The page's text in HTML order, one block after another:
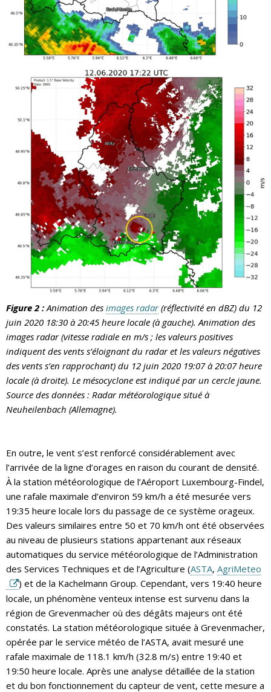
Figure 2 : Animation des images radar(réflectivité en dBZ) du 12
juin 2020 18:30 à 20:45 heure locale (à gauche). Animation des
images radar (vitesse radiale en m/s ; les valeurs positives
indiquent des vents s’éloignant du radar et les valeurs négatives
des vents s’en rapprochant) du 12 juin 2020 19:07 à 20:07 heure
locale (à droite). Le mésocyclone est indiqué par un cercle jaune.
Source des données : Radar météorologique situé à
Neuheilenbach (Allemagne).
En outre, le vent s’est renforcé considérablement avec
l’arrivée de la ligne d’orages en raison du courant de densité.
À la station météorologique de l’Aéroport Luxembourg-Findel,
une rafale maximale d’environ 59 km/h a été mesurée vers
19:35 heure locale lors du passage de ce système orageux.
Des valeurs similaires entre 50 et 70 km/h ont été observées
au niveau de plusieurs stations appartenant aux réseaux
automatiques du service météorologique de l’Administration
des Services Techniques et de l’Agriculture (ASTA, AgriMeteo
) et de la Kachelmann Group. Cependant, vers 19:40 heure
locale, un phénomène venteux intense est survenu dans la
région de Grevenmacher où des dégâts majeurs ont été
constatés. La station météorologique située à Grevenmacher,
opérée par le service météo de l’ASTA, avait mesuré une
rafale maximale de 118.1 km/h (32.8 m/s) entre 19:40 et
19:50 heure locale. Après une analyse détaillée de la station
et du bon fonctionnement du capteur de vent, cette mesure a